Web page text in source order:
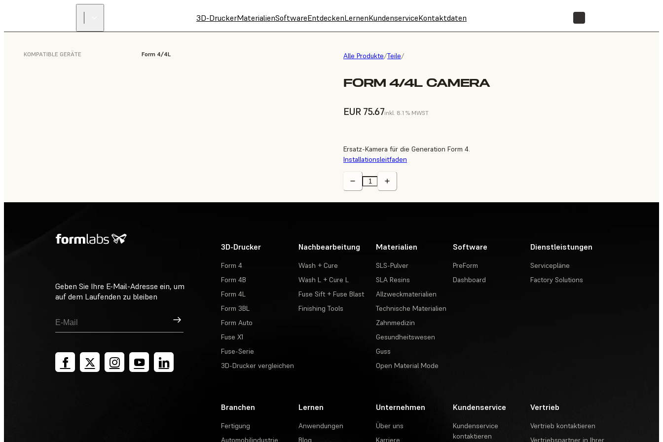
3D-DruckerMaterialienSoftwareEntdeckenLernenKundenserviceKontaktdaten
Alle Produkte/Teile/
FORM 4/4L CAMERA
EUR 75.67inkl. 8.1 % MWST
KOMPATIBLE GERÄTE Form 4/4L
Ersatz-Kamera für die Generation Form 4.
Installationsleitfaden
Geben Sie Ihre E-Mail-Adresse ein, um
auf dem Laufenden zu bleiben
Registrieren
3D-Drucker
Form 4
Form 4B
Form 4L
Form 3BL
Form Auto
Fuse X1
Fuse-Serie
3D-Drucker vergleichen
Nachbearbeitung
Wash + Cure
Wash L + Cure L
Fuse Sift + Fuse Blast
Finishing Tools
Materialien
SLS-Pulver
SLA Resins
Allzweckmaterialien
Technische Materialien
Zahnmedizin
Gesundheitswesen
Guss
Open Material Mode
Software
PreForm
Dashboard
Dienstleistungen
Servicepläne
Factory Solutions
Branchen
Fertigung
Automobilindustrie
Lernen
Anwendungen
Blog
Unternehmen
Über uns
Karriere
Kundenservice
Kundenservice
kontaktieren
Vertrieb
Vertrieb kontaktieren
Vertriebspartner in Ihrer